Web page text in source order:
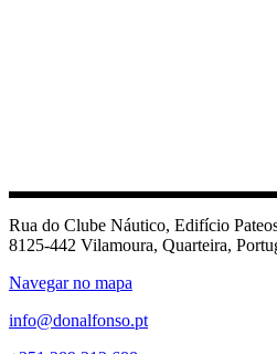
Rua do Clube Náutico, Edifício
8125-442 Vilamoura, Quarteira,
Navegar no mapa
info@donalfonso.pt